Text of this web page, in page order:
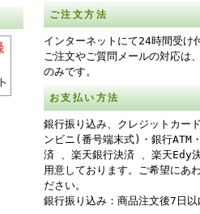
ご注文方法
インターネットにて24時間受け
ご注文やご質問メールの対応は
のみです。
お支払い方法
銀行振り込み、クレジットカー
ンビニ(番号端末式)・銀行ATM
済 、楽天銀行決済 、楽天Edy
用意しております。ご希望にあ
ださい。
銀行振り込み：商品注文後7日以